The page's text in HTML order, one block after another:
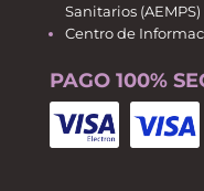
Sanitarios (AEMPS)
Centro de
PAGO 100%